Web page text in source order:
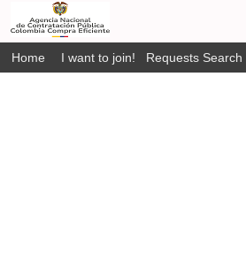
Home I want to join! Requests Search